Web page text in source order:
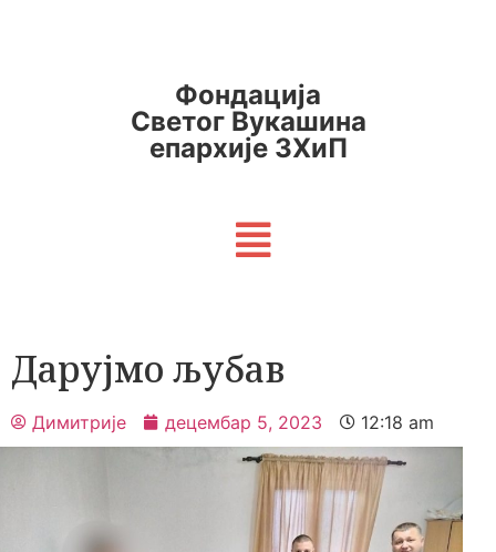
Фондација
Светог Вукашина
епархије ЗХиП
Дарујмо љубав
Димитрије децембар 5, 2023 12:18 am